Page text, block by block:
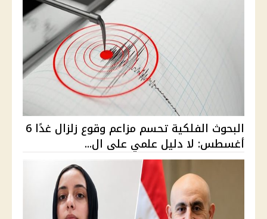
البحوث الفلكية تحسم مزاعم وقوع زلزال غدًا 6
أغسطس: لا دليل علمي على ال...